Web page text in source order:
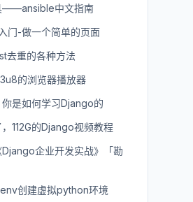
——ansible中文指南
门-做一个简单的页面
去重的各种方法
的浏览器播放器
是如何学习Django的
112G的Django视频教程
Django企业开发实战》「勘
创建虚拟python环境